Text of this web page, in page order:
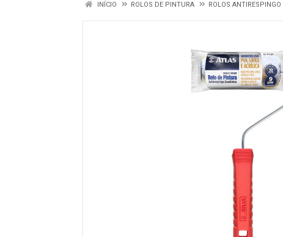
INÍCIO ROLOS DE PINTURA ROLOS ANTIRESPINGO